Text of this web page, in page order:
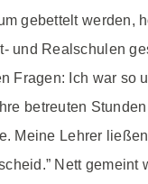
gebettelt werden,
und Realschulen
Fragen: Ich war so
betreuten
Meine Lehrer
Nett